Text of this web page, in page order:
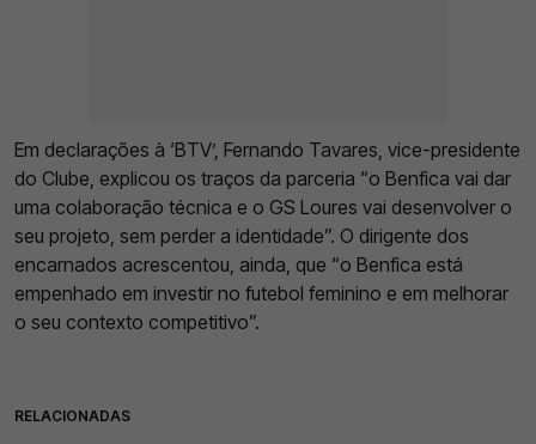
Em declarações à ‘BTV’, Fernando Tavares, vice-presidente
do Clube, explicou os traços da parceria “o Benfica vai dar
uma colaboração técnica e o GS Loures vai desenvolver o
seu projeto, sem perder a identidade”. O dirigente dos
encarnados acrescentou, ainda, que “o Benfica está
empenhado em investir no futebol feminino e em melhorar
o seu contexto competitivo”.
RELACIONADAS